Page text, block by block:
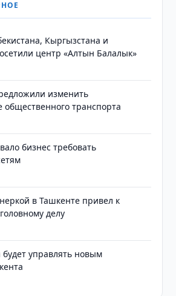
Кыргызстана и
центр «Алтын Балалык»
изменить
транспорта
бизнес требовать
в Ташкенте привел к
делу
будет управлять новым